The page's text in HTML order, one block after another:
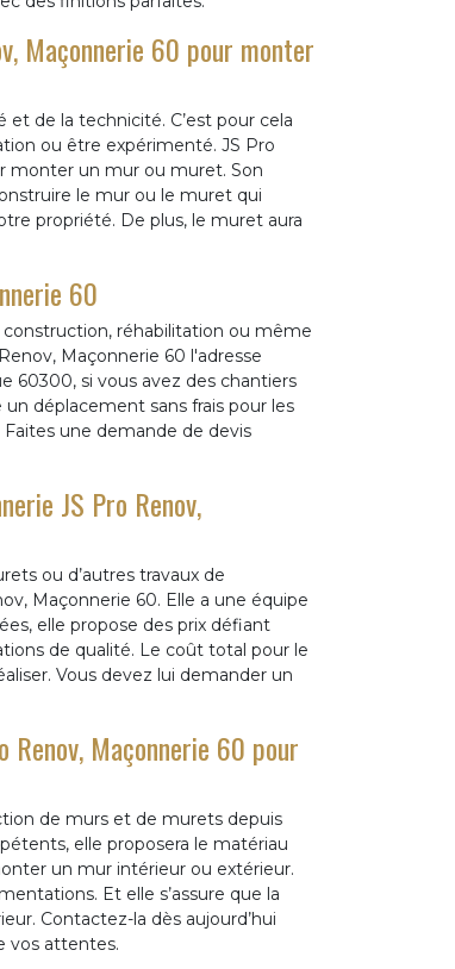
Maçonnerie 60 pour monter
de la technicité. C’est pour cela
ou être expérimenté. JS Pro
monter un mur ou muret. Son
le mur ou le muret qui
propriété. De plus, le muret aura
60
construction, réhabilitation ou même
Maçonnerie 60 l'adresse
60300, si vous avez des chantiers
déplacement sans frais pour les
une demande de devis
JS Pro Renov,
ou d’autres travaux de
Maçonnerie 60. Elle a une équipe
elle propose des prix défiant
de qualité. Le coût total pour le
Vous devez lui demander un
Renov, Maçonnerie 60 pour
de murs et de murets depuis
elle proposera le matériau
un mur intérieur ou extérieur.
Et elle s’assure que la
Contactez-la dès aujourd’hui
vos attentes.